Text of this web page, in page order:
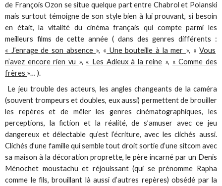
de François Ozon se situe quelque part entre Chabrol et Polanski
mais surtout témoigne de son style bien à lui prouvant, si besoin
en était, la vitalité du cinéma français qui compte parmi les
meilleurs films de cette année ( dans des genres différents :
« J’enrage de son absence », « Une bouteille à la mer », «Vous
n’avez encore rien vu », « Les Adieux à la reine », « Comme des
frères »… ).
Le jeu trouble des acteurs, les angles changeants de la caméra
(souvent trompeurs et doubles, eux aussi) permettent de brouiller
les repères et de mêler les genres cinématographiques, les
perceptions, la fiction et la réalité, de s’amuser avec ce jeu
dangereux et délectable qu’est l’écriture, avec les clichés aussi.
Clichés d’une famille qui semble tout droit sortie d’une sitcom avec
sa maison à la décoration proprette, le père incarné par un Denis
Ménochet moustachu et réjouissant (qui se prénomme Rapha
comme le fils, brouillant là aussi d’autres repères) obsédé par la